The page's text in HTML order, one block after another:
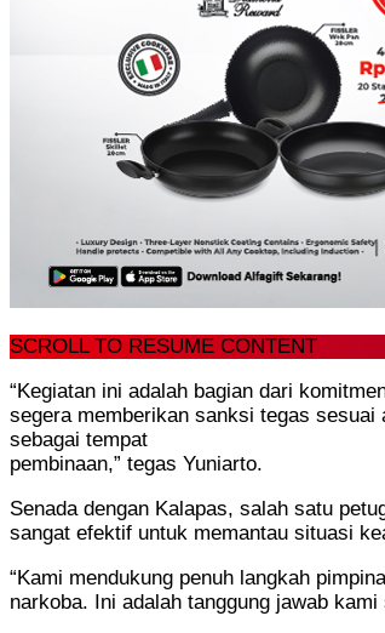
SCROLL TO RESUME CONTENT
“Kegiatan ini adalah bagian dari
segera memberikan sanksi tegas sesuai
sebagai tempat
pembinaan,” tegas Yuniarto.
Senada dengan Kalapas, salah satu
sangat efektif untuk memantau situasi
“Kami mendukung penuh langkah
narkoba. Ini adalah tanggung jawab